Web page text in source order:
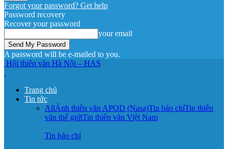
Forgot your password? Get help
Password recovery
Recover your password
your email
A password will be e-mailed to you.
Hội thiên văn Hà Nội – HAS
Trang chủ
Tin tức
AllẢnh thiên văn APOD (Nasa)Tin báo chíTin thiên
văn thế giớiTin thiên văn Việt Nam
Tin báo chí